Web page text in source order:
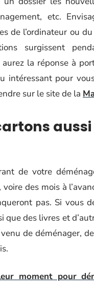
etc.
de l’ordinateur ou
surgissent
la réponse à
intéressant pour
sur le site de la
de votre
des mois à
pas. Si vous
que des livres et
de déménager,
moment pour